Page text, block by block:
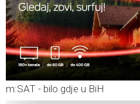
m:SAT - bilo gdje u BiH